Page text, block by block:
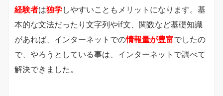
経験者は独学しやすいこともメリットになります。基
本的な文法だったり文字列やif文、関数など基礎知識
があれば、インターネットでの情報量が豊富でしたの
で、やろうとしている事は、インターネットで調べて
解決できました。